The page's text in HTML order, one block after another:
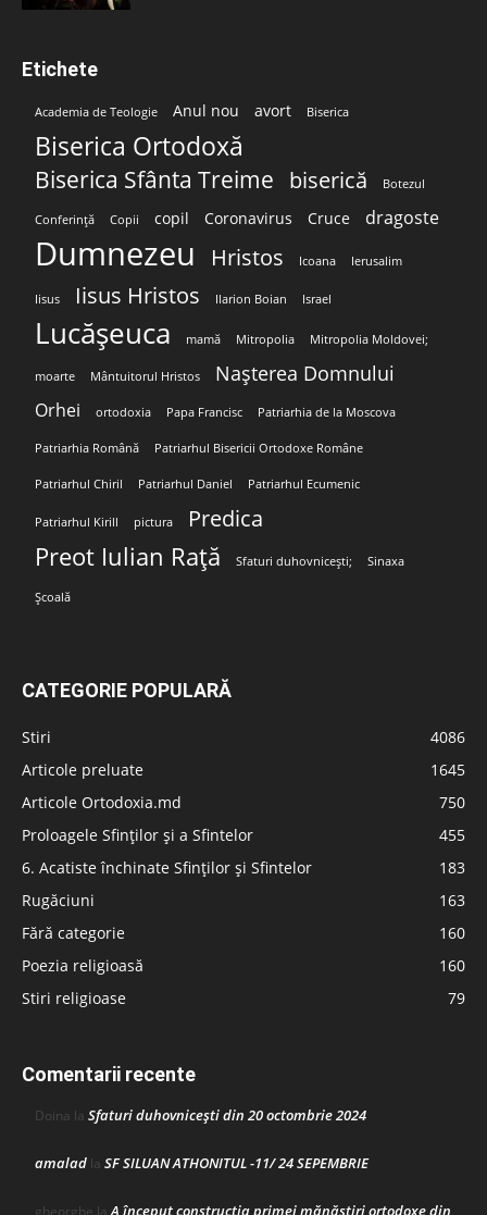
Etichete
Academia de Teologie Anul nou avort Biserica
Biserica Ortodoxă
Biserica Sfânta Treime biserică Botezul
Conferință Copii copil Coronavirus Cruce dragoste
Dumnezeu Hristos Icoana Ierusalim
Iisus Iisus Hristos Ilarion Boian Israel
Lucășeuca mamă Mitropolia Mitropolia Moldovei;
moarte Mântuitorul Hristos Nașterea Domnului
Orhei ortodoxia Papa Francisc Patriarhia de la Moscova
Patriarhia Română Patriarhul Bisericii Ortodoxe Române
Patriarhul Chiril Patriarhul Daniel Patriarhul Ecumenic
Patriarhul Kirill pictura Predica
Preot Iulian Rață Sfaturi duhovnicești; Sinaxa
Școală
CATEGORIE POPULARĂ
Stiri
4086
Articole preluate
1645
Articole Ortodoxia.md
750
Proloagele Sfinților și a Sfintelor
455
6. Acatiste închinate Sfinților și Sfintelor
183
Rugăciuni
163
Fără categorie
160
Poezia religioasă
160
Stiri religioase
79
Comentarii recente
Doina la Sfaturi duhovnicești din 20 octombrie 2024
amalad la SF SILUAN ATHONITUL -11/ 24 SEPEMBRIE
A început construcţia primei mănăstiri ortodoxe din